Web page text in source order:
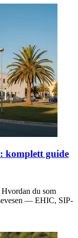
komplett guide
Hvordan du som
— EHIC, SIP-